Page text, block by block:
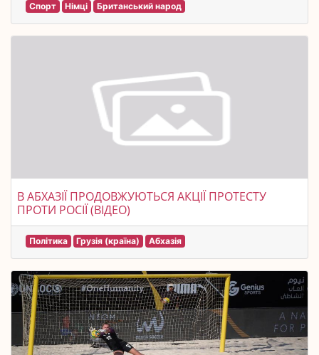
Спорт Німці Британський народ
В АБХАЗІЇ ПРОДОВЖУЮТЬСЯ АКЦІЇ ПРОТЕСТУ
ПРОТИ РОСІЇ (ВІДЕО)
Політика Грузія (країна) Абхазія